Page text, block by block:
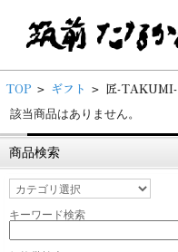
TOP > ギフト > 匠-TAKUMI-
該当商品はありません。
商品検索
キーワード検索